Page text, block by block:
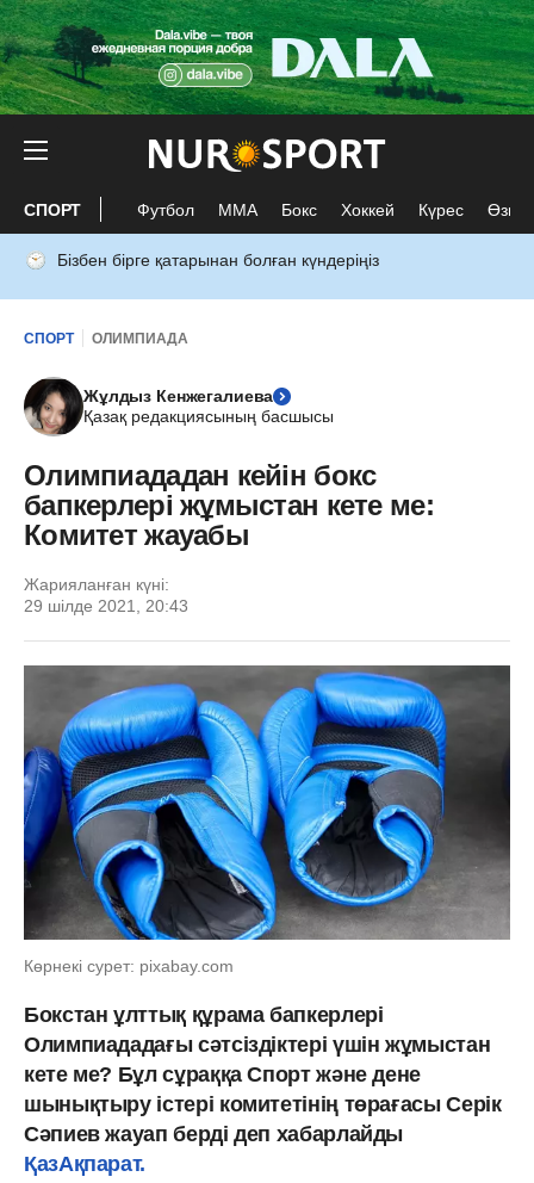
СПОРТ Футбол ММА Бокс Хоккей Күрес Өзге
Бізбен бірге қатарынан болған күндеріңіз
СПОРТ ОЛИМПИАДА
Жұлдыз Кенжегалиева
Қазақ редакциясының басшысы
Олимпиададан кейін бокс
бапкерлері жұмыстан кете ме:
Комитет жауабы
Жарияланған күні:
29 шілде 2021, 20:43
Көрнекі сурет: pixabay.com
Бокстан ұлттық құрама бапкерлері
Олимпиададағы сәтсіздіктері үшін жұмыстан
кете ме? Бұл сұраққа Спорт және дене
шынықтыру істері комитетінің төрағасы Серік
Сәпиев жауап берді деп хабарлайды
ҚазАқпарат.